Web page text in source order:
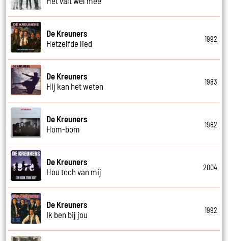
De Kreuners
Hetzelfde lied
1992
De Kreuners
Hij kan het weten
1983
De Kreuners
Hom-bom
1982
De Kreuners
Hou toch van mij
2004
De Kreuners
Ik ben bij jou
1992